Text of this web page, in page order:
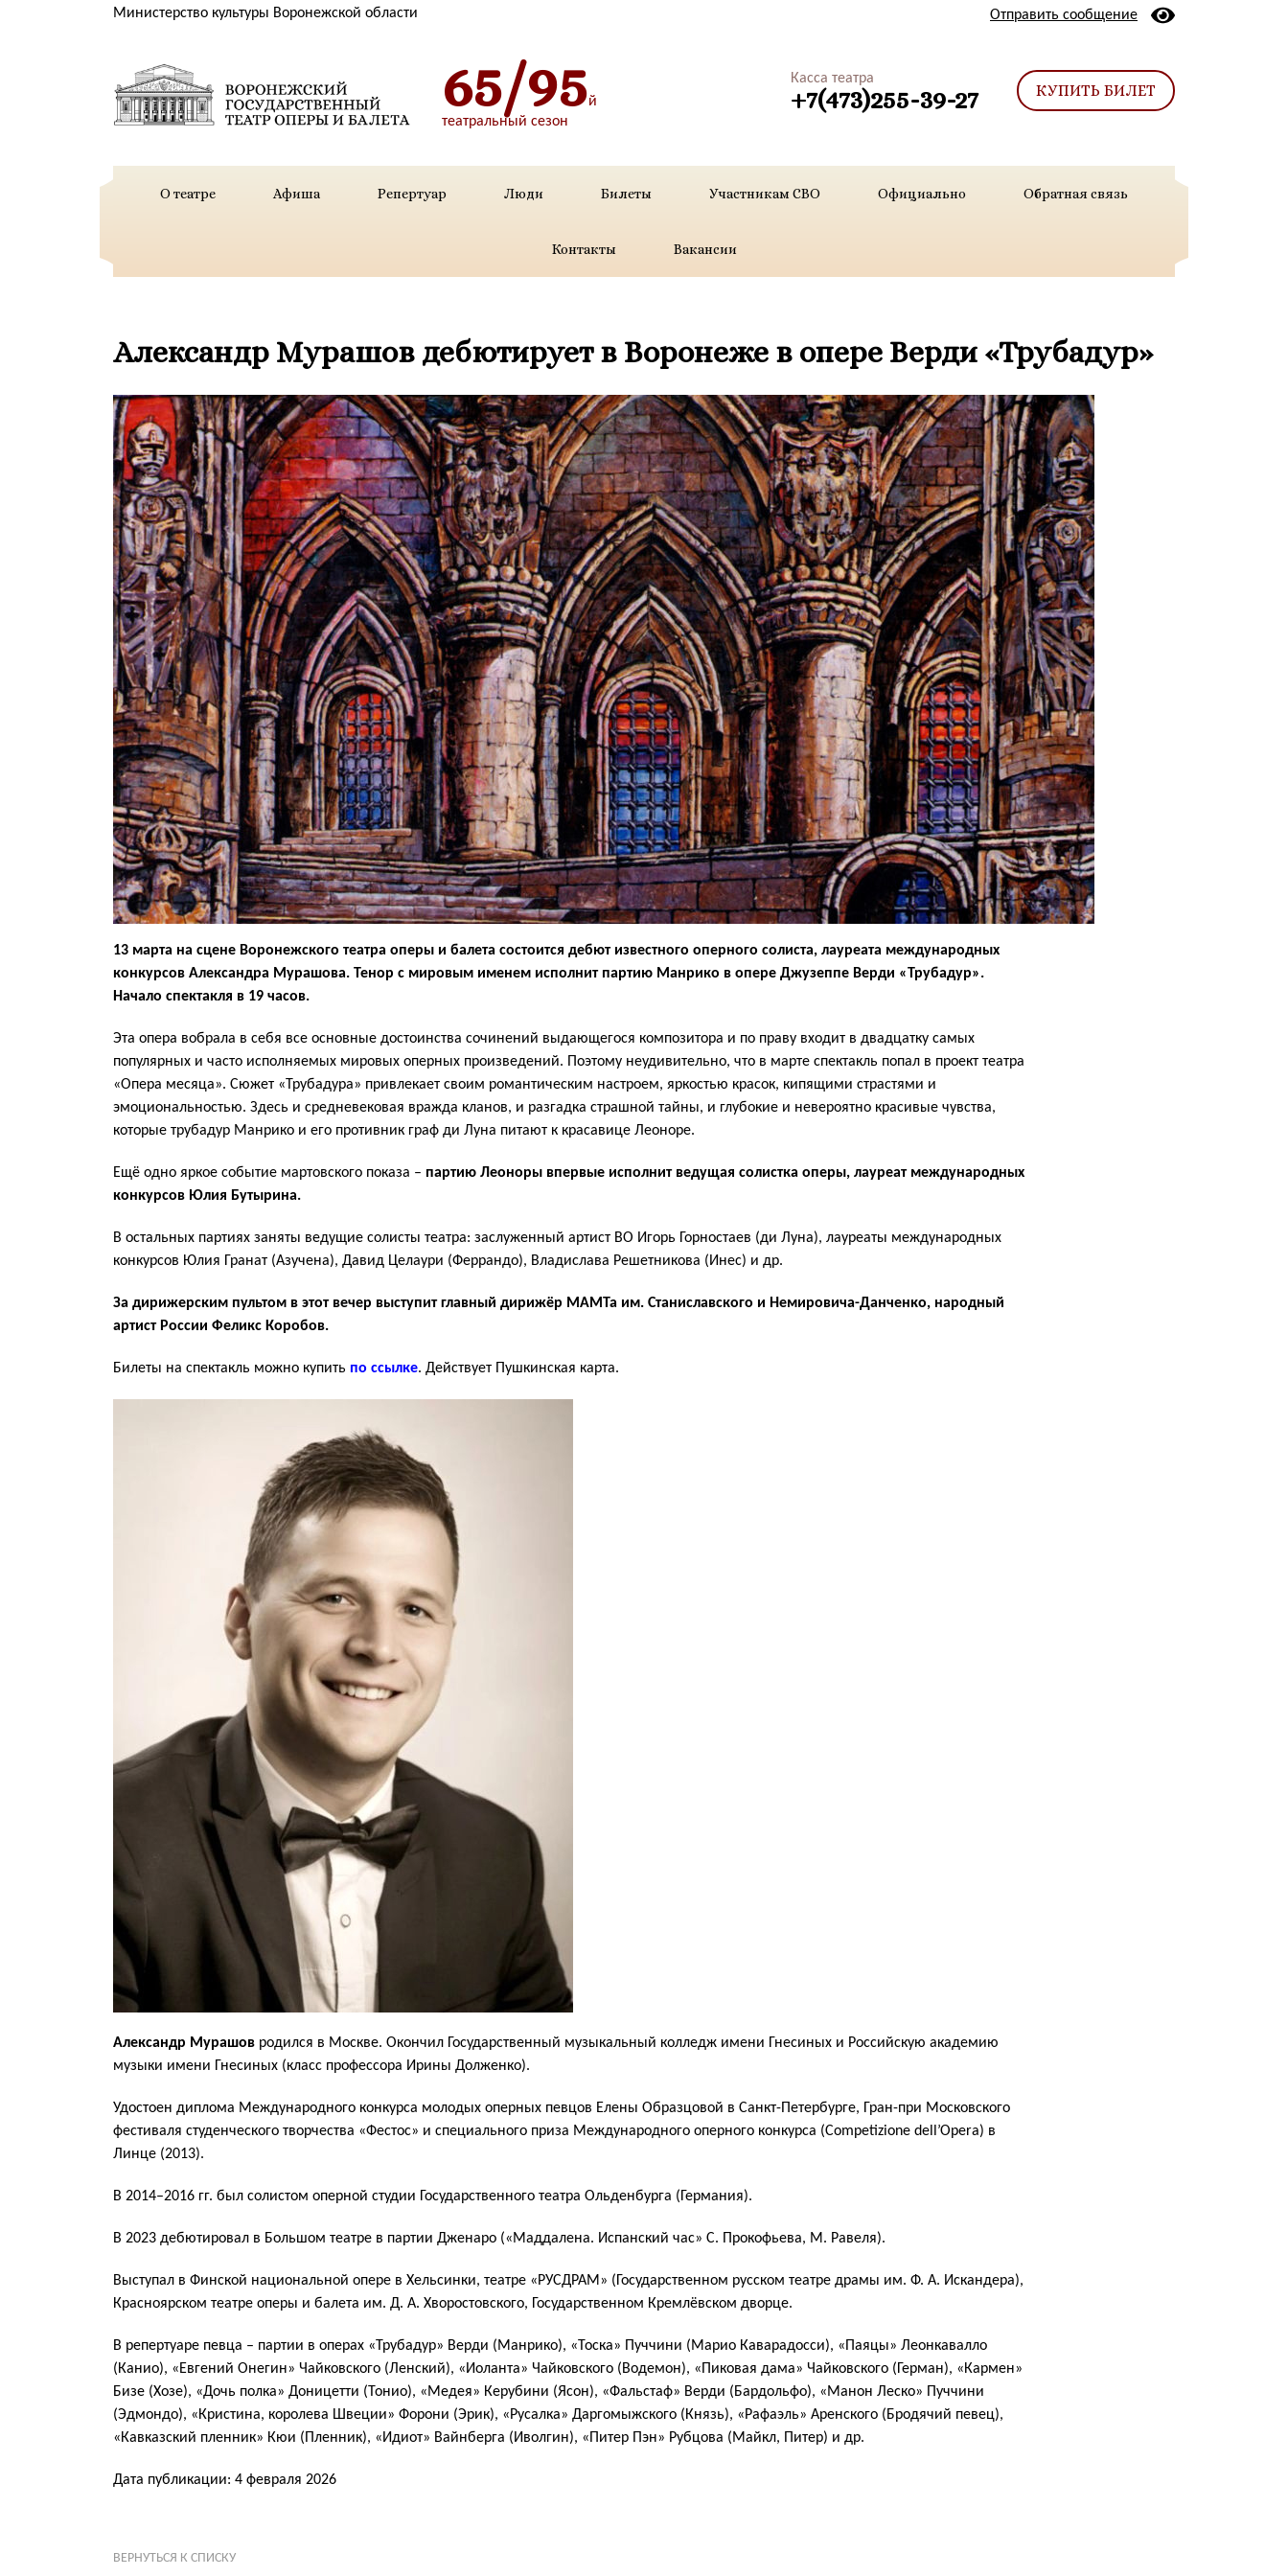
Министерство культуры Воронежской области Отправить сообщение
65/95й
театральный сезон
Касса театра
+7(473)255-39-27 КУПИТЬ БИЛЕТ
О театре Афиша Репертуар Люди Билеты Участникам СВО Официально Обратная связь
Контакты Вакансии
Александр Мурашов дебютирует в Воронеже в опере Верди «Трубадур»
13 марта на сцене Воронежского театра оперы и балета состоится дебют известного оперного солиста, лауреата международных
конкурсов Александра Мурашова. Тенор с мировым именем исполнит партию Манрико в опере Джузеппе Верди «Трубадур».
Начало спектакля в 19 часов.
Эта опера вобрала в себя все основные достоинства сочинений выдающегося композитора и по праву входит в двадцатку самых
популярных и часто исполняемых мировых оперных произведений. Поэтому неудивительно, что в марте спектакль попал в проект театра
«Опера месяца». Сюжет «Трубадура» привлекает своим романтическим настроем, яркостью красок, кипящими страстями и
эмоциональностью. Здесь и средневековая вражда кланов, и разгадка страшной тайны, и глубокие и невероятно красивые чувства,
которые трубадур Манрико и его противник граф ди Луна питают к красавице Леоноре.
Ещё одно яркое событие мартовского показа – партию Леоноры впервые исполнит ведущая солистка оперы, лауреат международных
конкурсов Юлия Бутырина.
В остальных партиях заняты ведущие солисты театра: заслуженный артист ВО Игорь Горностаев (ди Луна), лауреаты международных
конкурсов Юлия Гранат (Азучена), Давид Целаури (Феррандо), Владислава Решетникова (Инес) и др.
За дирижерским пультом в этот вечер выступит главный дирижёр МАМТа им. Станиславского и Немировича-Данченко, народный
артист России Феликс Коробов.
Билеты на спектакль можно купить по ссылке. Действует Пушкинская карта.
Александр Мурашов родился в Москве. Окончил Государственный музыкальный колледж имени Гнесиных и Российскую академию
музыки имени Гнесиных (класс профессора Ирины Долженко).
Удостоен диплома Международного конкурса молодых оперных певцов Елены Образцовой в Санкт-Петербурге, Гран-при Московского
фестиваля студенческого творчества «Фестос» и специального приза Международного оперного конкурса (Competizione dell’Opera) в
Линце (2013).
В 2014–2016 гг. был солистом оперной студии Государственного театра Ольденбурга (Германия).
В 2023 дебютировал в Большом театре в партии Дженаро («Маддалена. Испанский час» С. Прокофьева, М. Равеля).
Выступал в Финской национальной опере в Хельсинки, театре «РУСДРАМ» (Государственном русском театре драмы им. Ф. А. Искандера),
Красноярском театре оперы и балета им. Д. А. Хворостовского, Государственном Кремлёвском дворце.
В репертуаре певца – партии в операх «Трубадур» Верди (Манрико), «Тоска» Пуччини (Марио Каварадосси), «Паяцы» Леонкавалло
(Канио), «Евгений Онегин» Чайковского (Ленский), «Иоланта» Чайковского (Водемон), «Пиковая дама» Чайковского (Герман), «Кармен»
Бизе (Хозе), «Дочь полка» Доницетти (Тонио), «Медея» Керубини (Ясон), «Фальстаф» Верди (Бардольфо), «Манон Леско» Пуччини
(Эдмондо), «Кристина, королева Швеции» Форони (Эрик), «Русалка» Даргомыжского (Князь), «Рафаэль» Аренского (Бродячий певец),
«Кавказский пленник» Кюи (Пленник), «Идиот» Вайнберга (Иволгин), «Питер Пэн» Рубцова (Майкл, Питер) и др.
Дата публикации: 4 февраля 2026
ВЕРНУТЬСЯ К СПИСКУ